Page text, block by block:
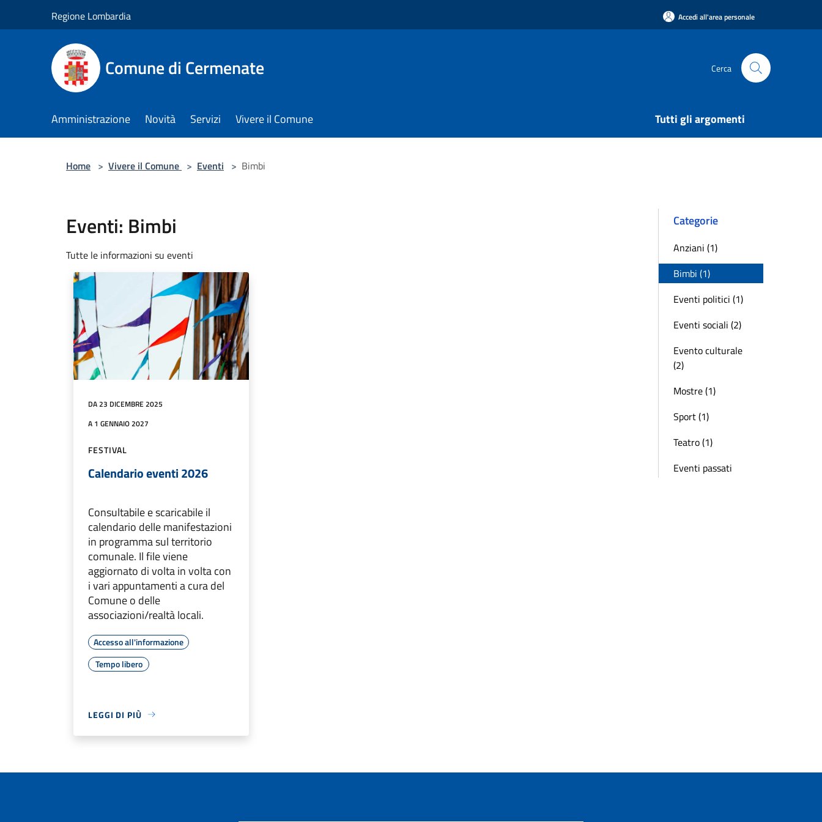
Regione Lombardia Accedi all'area personale
Comune di Cermenate Cerca
Amministrazione Novità Servizi Vivere il Comune Tutti gli argomenti
Home > Vivere il Comune > Eventi > Bimbi
Eventi: Bimbi
Tutte le informazioni su eventi
DA 23 DICEMBRE 2025
A 1 GENNAIO 2027
FESTIVAL
Calendario eventi 2026
Consultabile e scaricabile il
calendario delle manifestazioni
in programma sul territorio
comunale. Il file viene
aggiornato di volta in volta con
i vari appuntamenti a cura del
Comune o delle
associazioni/realtà locali.
Accesso all'informazione
Tempo libero
LEGGI DI PIÙ
Categorie
Anziani (1)
Bimbi (1)
Eventi politici (1)
Eventi sociali (2)
Evento culturale
(2)
Mostre (1)
Sport (1)
Teatro (1)
Eventi passati